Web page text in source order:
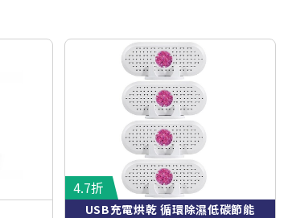
4.7折
USB充電烘乾 循環除濕低碳節能